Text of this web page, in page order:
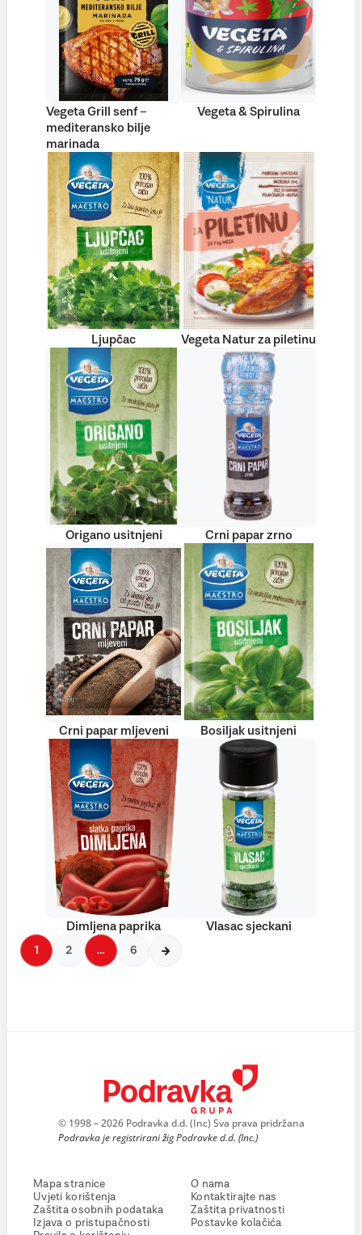
Vegeta Grill senf –
mediteransko bilje
marinada
Vegeta & Spirulina
Ljupčac Vegeta Natur za piletinu
Origano usitnjeni Crni papar zrno
Crni papar mljeveni Bosiljak usitnjeni
Dimljena paprika Vlasac sjeckani
1 2 … 6
© 1998 – 2026 Podravka d.d. (Inc) Sva prava pridržana
Podravka je registrirani žig Podravke d.d. (Inc.)
Mapa stranice
Uvjeti korištenja
Zaštita osobnih podataka
Izjava o pristupačnosti
O nama
Kontaktirajte nas
Zaštita privatnosti
Postavke kolačića